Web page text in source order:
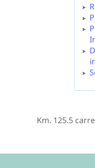
Km. 125.5